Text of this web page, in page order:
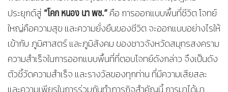
ประยุกต์สู่“โคก หนอง นา พช.”คือ การออกแบบพื้นที่ชีวิต โจทย์
ใหญ่คือความสุข และความยั่งยืนของชีวิต จะออกแบบอย่างไรให้
เข้ากับ ภูมิศาสตร์ และภูมิสังคม ของชาวจังหวัดสมุทรสงคราม
ความสำเร็จในการออกแบบพื้นที่ที่ตอบโจทย์ดังกล่าว จึงเป็นดัง
ตัวชี้วัดความสำเร็จ และรางวัลของทุกท่าน ที่มีความเสียสละ
และความเพียรในการร่วมกันทำภารกิจสำคัญนี้ การมาได้มา